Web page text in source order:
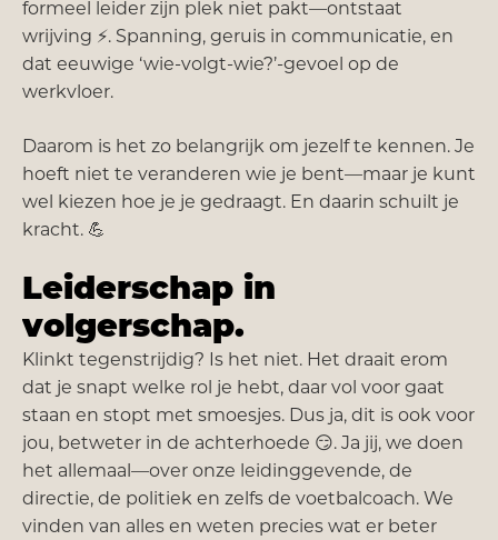
formeel leider zijn plek niet pakt—ontstaat
wrijving ⚡. Spanning, geruis in communicatie, en
dat eeuwige ‘wie-volgt-wie?’-gevoel op de
werkvloer.
Daarom is het zo belangrijk om jezelf te kennen. Je
hoeft niet te veranderen wie je bent—maar je kunt
wel kiezen hoe je je gedraagt. En daarin schuilt je
kracht. 💪
Leiderschap in
volgerschap.
Klinkt tegenstrijdig? Is het niet. Het draait erom
dat je snapt welke rol je hebt, daar vol voor gaat
staan en stopt met smoesjes. Dus ja, dit is ook voor
jou, betweter in de achterhoede 😏. Ja jij, we doen
het allemaal—over onze leidinggevende, de
directie, de politiek en zelfs de voetbalcoach. We
vinden van alles en weten precies wat er beter